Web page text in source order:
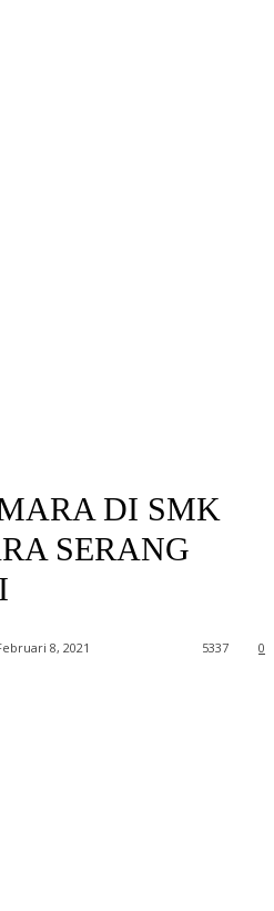
DI SMK
SERANG
8, 2021 0
5337